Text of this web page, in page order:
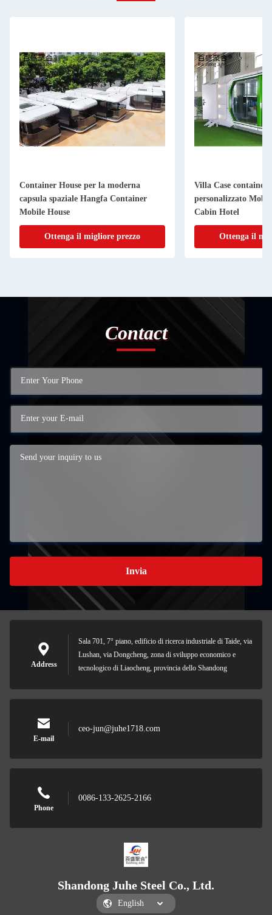
Container House per la moderna
capsula spaziale Hangfa Container
Mobile House
Ottenga il migliore prezzo
Villa Case container
personalizzato
Cabin Hotel
Ottenga il
Contact
Invia
Address
Sala 701, 7° piano, edificio di ricerca industriale di Taide, via
Lushan, via Dongcheng, zona di sviluppo economico e
tecnologico di Liaocheng, provincia dello Shandong
E-mail
ceo-jun@juhe1718.com
Phone
0086-133-2625-2166
Shandong Juhe Steel Co., Ltd.